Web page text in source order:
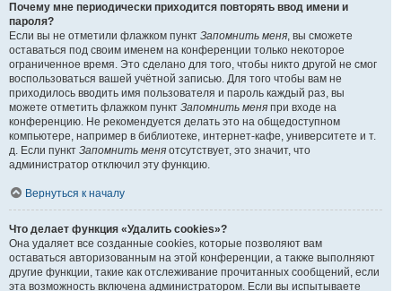
Почему мне периодически приходится повторять ввод имени и
пароля?
Если вы не отметили флажком пункт Запомнить меня, вы сможете
оставаться под своим именем на конференции только некоторое
ограниченное время. Это сделано для того, чтобы никто другой не смог
воспользоваться вашей учётной записью. Для того чтобы вам не
приходилось вводить имя пользователя и пароль каждый раз, вы
можете отметить флажком пункт Запомнить меня при входе на
конференцию. Не рекомендуется делать это на общедоступном
компьютере, например в библиотеке, интернет-кафе, университете и т.
д. Если пункт Запомнить меня отсутствует, это значит, что
администратор отключил эту функцию.
Вернуться к началу
Что делает функция «Удалить cookies»?
Она удаляет все созданные cookies, которые позволяют вам
оставаться авторизованным на этой конференции, а также выполняют
другие функции, такие как отслеживание прочитанных сообщений, если
эта возможность включена администратором. Если вы испытываете